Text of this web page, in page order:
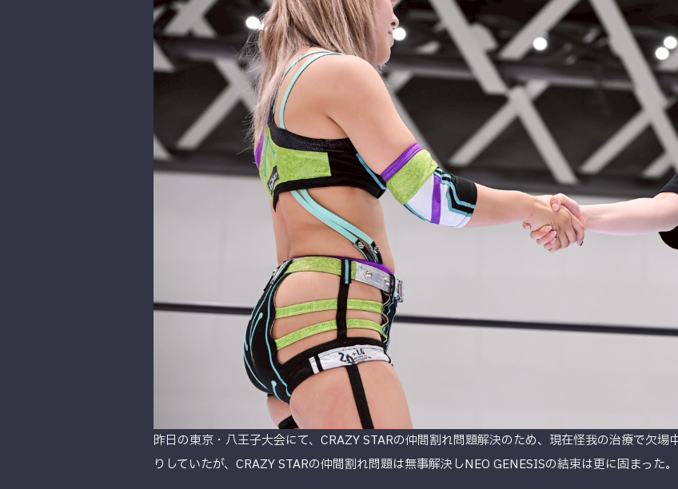
昨日の東京・八王子大会にて、CRAZY STARの仲間割れ問題解決のため、現在怪我の治療で欠
りしていたが、CRAZY STARの仲間割れ問題は無事解決しNEO GENESISの結束は更に固まった。